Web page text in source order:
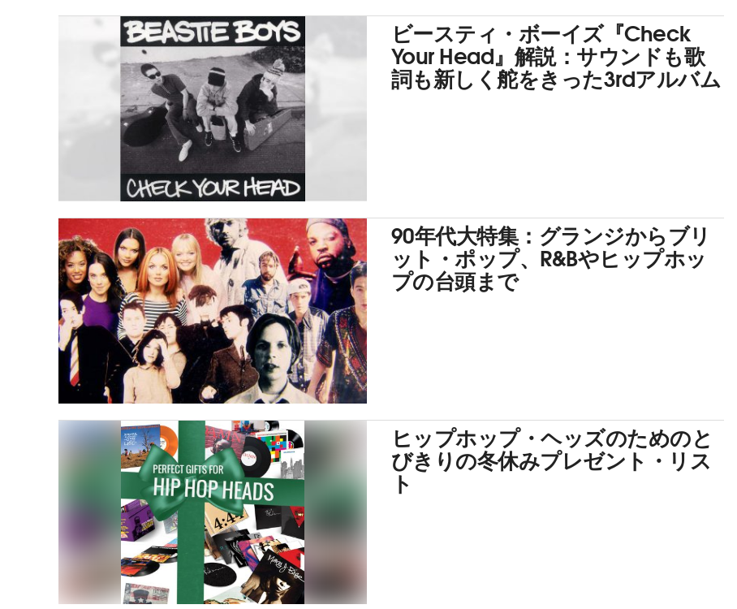
ビースティ・ボーイズ『Check
Your Head』解説：サウンドも歌
詞も新しく舵をきった3rdアルバム
90年代大特集：グランジからブリ
ット・ポップ、R&Bやヒップホッ
プの台頭まで
ヒップホップ・ヘッズのためのと
びきりの冬休みプレゼント・リス
ト